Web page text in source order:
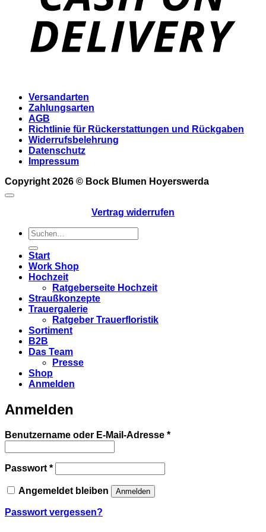
Versandarten
Zahlungsarten
AGB
Richtlinie für Rückerstattungen und Rückgaben
Widerrufsbelehrung
Datenschutz
Impressum
Copyright 2026 © Bock Blumen Hoyerswerda
Vertrag widerrufen
Suchen
nach:
Start
Work Shop
Hochzeit
Ratgeberseite Hochzeit
Straußkonzepte
Trauergalerie
Ratgeber Trauerfloristik
Sortiment
B2B
Das Team
Presse
Shop
Anmelden
Anmelden
Benutzername oder E-Mail-Adresse *Erforderlich
Passwort *Erforderlich
Angemeldet bleiben Anmelden
Passwort vergessen?